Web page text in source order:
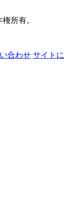
所有。
合わせ サイトに